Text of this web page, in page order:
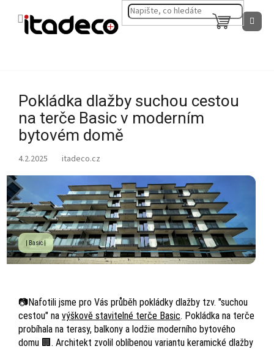
NÁKUPNÍ
KOŠÍK
Pokládka dlažby suchou cestou
na terče Basic v moderním
bytovém domě
4.2.2025
| Basic |
📷Nafotili jsme pro Vás průběh pokládky dlažby tzv. "suchou
cestou" na výškově stavitelné terče Basic. Pokládka na terče
probíhala na terasy, balkony a lodžie moderního bytového
domu 🏢. Architekt zvolil oblíbenou variantu keramické dlažby